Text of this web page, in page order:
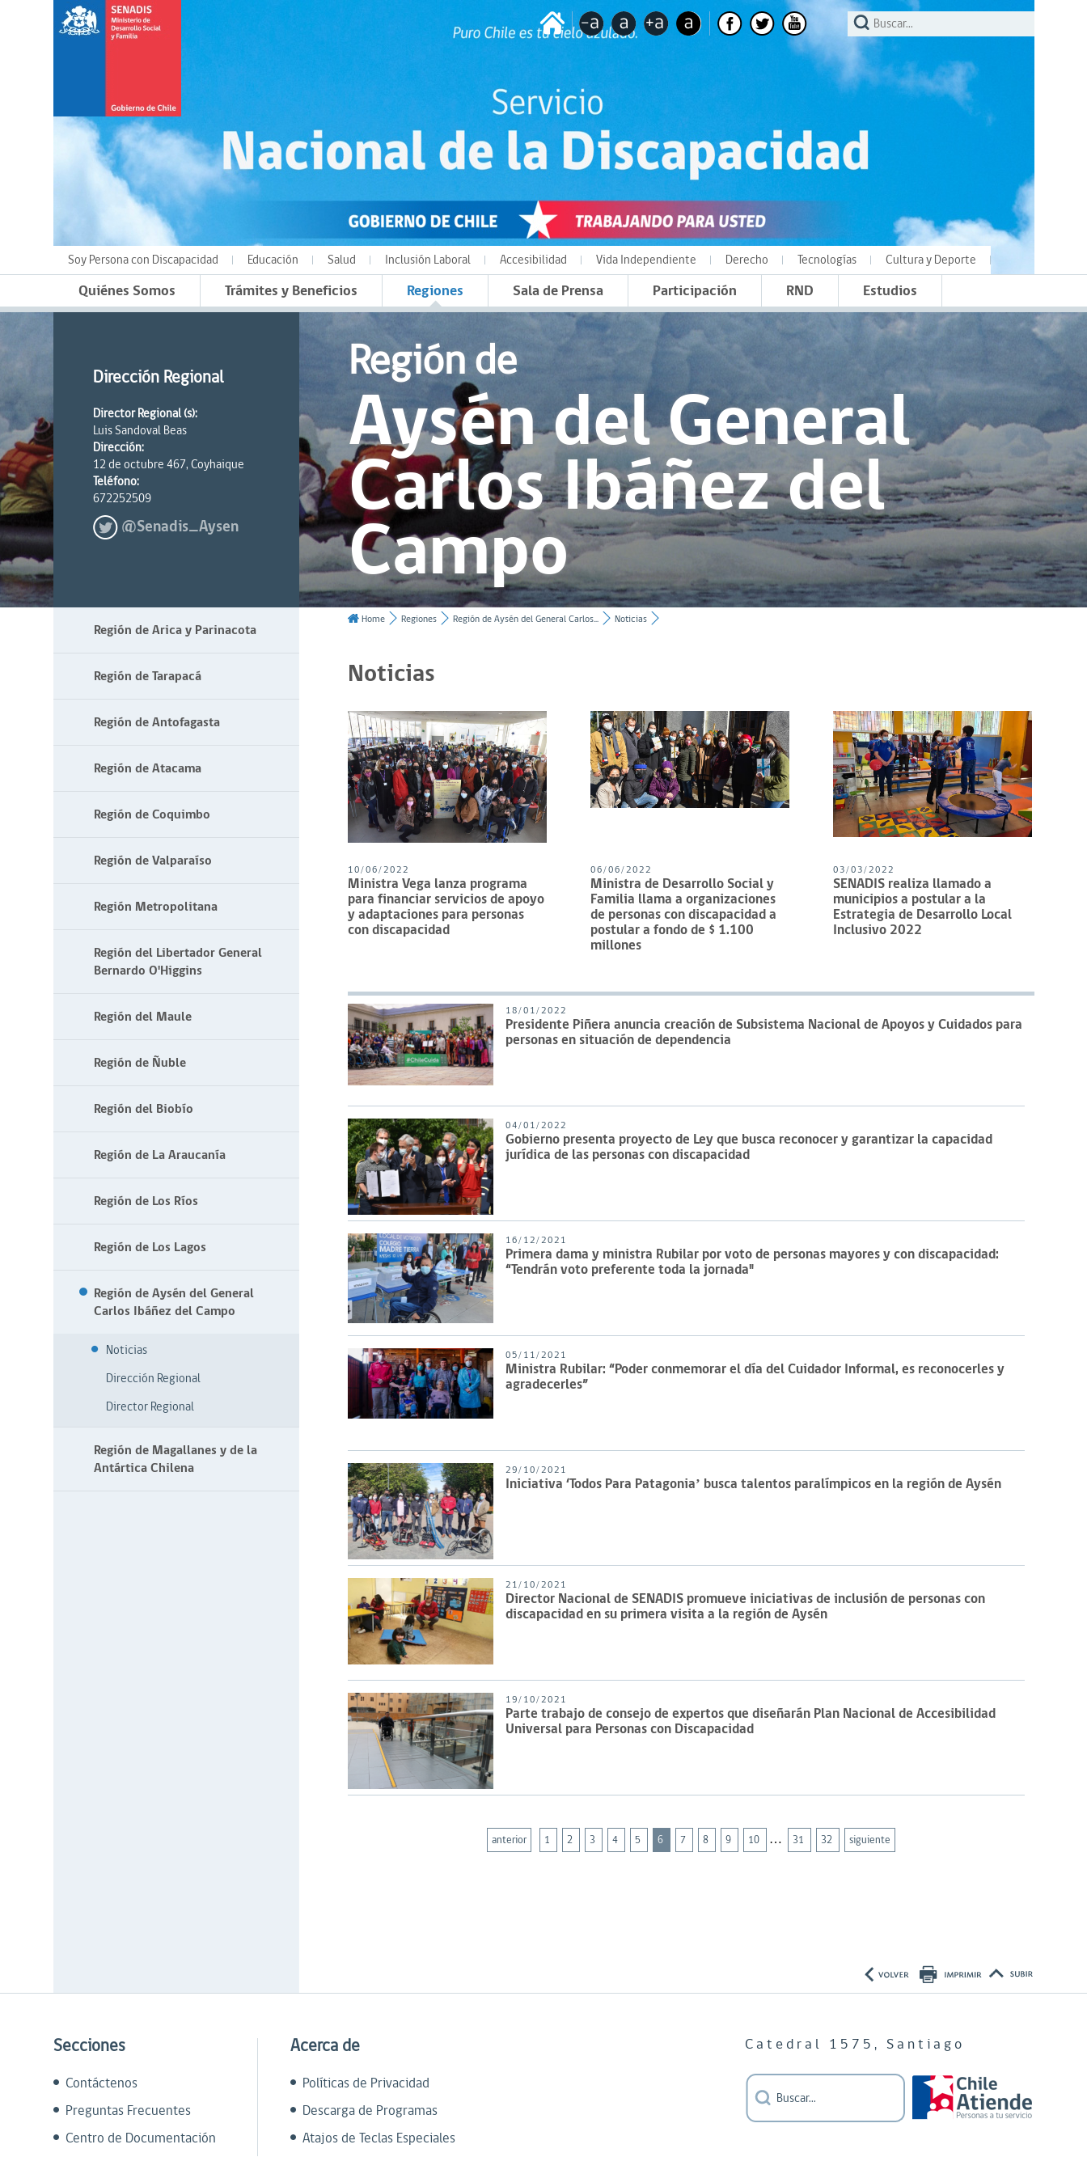
Soy Persona con Discapacidad Educación Salud Inclusión Laboral Accesibilidad Vida Independiente Derecho Tecnologías Cultura y Deporte
Quiénes Somos Trámites y Beneficios Regiones Sala de Prensa Participación RND Estudios
Dirección Regional
Director Regional (s):
Luis Sandoval Beas
Dirección:
12 de octubre 467, Coyhaique
Teléfono:
672252509
@Senadis_Aysen
Región de
Aysén del General
Carlos Ibáñez del
Campo
Región de Arica y Parinacota
Región de Tarapacá
Región de Antofagasta
Región de Atacama
Región de Coquimbo
Región de Valparaíso
Región Metropolitana
Región del Libertador General
Bernardo O'Higgins
Región del Maule
Región de Ñuble
Región del Biobío
Región de La Araucanía
Región de Los Ríos
Región de Los Lagos
Región de Aysén del General
Carlos Ibáñez del Campo
Noticias
Dirección Regional
Director Regional
Región de Magallanes y de la
Antártica Chilena
Home Regiones Región de Aysén del General Carlos... Noticias
Noticias
10/06/2022
Ministra Vega lanza programa
para financiar servicios de apoyo
y adaptaciones para personas
con discapacidad
06/06/2022
Ministra de Desarrollo Social y
Familia llama a organizaciones
de personas con discapacidad a
postular a fondo de $ 1.100
millones
03/03/2022
SENADIS realiza llamado a
municipios a postular a la
Estrategia de Desarrollo Local
Inclusivo 2022
18/01/2022
Presidente Piñera anuncia creación de Subsistema Nacional de Apoyos y Cuidados para
personas en situación de dependencia
04/01/2022
Gobierno presenta proyecto de Ley que busca reconocer y garantizar la capacidad
jurídica de las personas con discapacidad
16/12/2021
Primera dama y ministra Rubilar por voto de personas mayores y con discapacidad:
“Tendrán voto preferente toda la jornada"
05/11/2021
Ministra Rubilar: “Poder conmemorar el día del Cuidador Informal, es reconocerles y
agradecerles”
29/10/2021
Iniciativa ‘Todos Para Patagonia’ busca talentos paralímpicos en la región de Aysén
21/10/2021
Director Nacional de SENADIS promueve iniciativas de inclusión de personas con
discapacidad en su primera visita a la región de Aysén
19/10/2021
Parte trabajo de consejo de expertos que diseñarán Plan Nacional de Accesibilidad
Universal para Personas con Discapacidad
anterior 1 2 3 4 5 6 7 8 9 10 … 31 32 siguiente
Secciones
Contáctenos
Preguntas Frecuentes
Centro de Documentación
Acerca de
Políticas de Privacidad
Descarga de Programas
Atajos de Teclas Especiales
Catedral 1575, Santiago